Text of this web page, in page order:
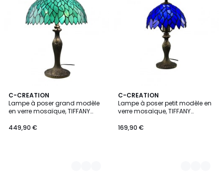
C-CREATION
Lampe à poser grand modèle
en verre mosaïque, TIFFANY
449,90 €
3
Couleurs
C-CREATION
Lampe à poser petit modèle en
verre mosaïque, TIFFANY
169,90 €
2
Couleurs